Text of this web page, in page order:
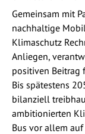
Gemeinsam mit
nachhaltige
Klimaschutz
Anliegen,
positiven Beitrag
Bis spätestens
bilanziell
ambitionierten
Bus vor allem